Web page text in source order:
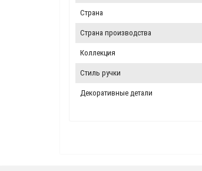
Страна
Страна производства
Коллекция
Стиль ручки
Декоративные детали